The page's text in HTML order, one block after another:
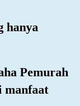
hanya
Pemurah
manfaat